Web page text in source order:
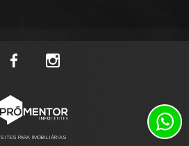
SITES PARA IMOBILIÁRIAS